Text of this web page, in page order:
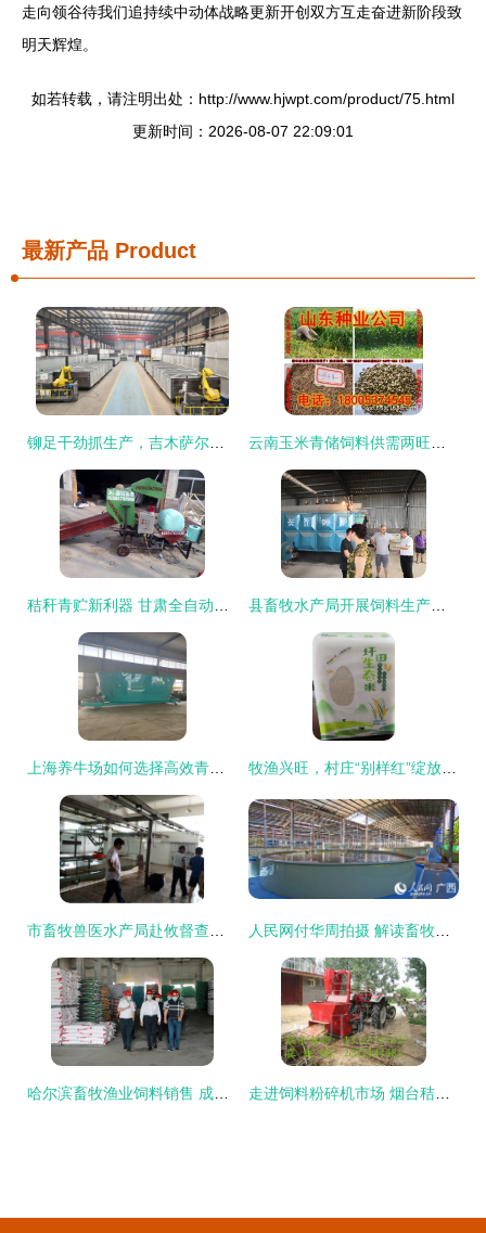
走向领谷待我们追持续中动体战略更新开创双方互走奋进新阶段致
明天辉煌。
如若转载，请注明出处：http://www.hjwpt.com/product/75.html
更新时间：2026-08-07 22:09:01
最新产品 Product